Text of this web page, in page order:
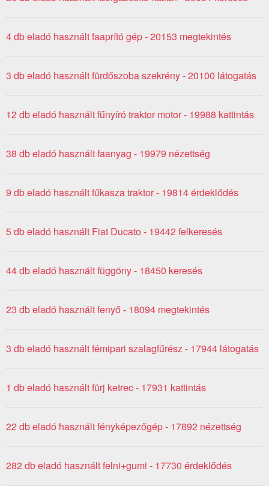
4 db eladó használt faaprító gép - 20153 megtekintés
3 db eladó használt fürdőszoba szekrény - 20100 látogatás
12 db eladó használt fűnyíró traktor motor - 19988 kattintás
38 db eladó használt faanyag - 19979 nézettség
9 db eladó használt fűkasza traktor - 19814 érdeklődés
5 db eladó használt Fiat Ducato - 19442 felkeresés
44 db eladó használt függöny - 18450 keresés
23 db eladó használt fenyő - 18094 megtekintés
3 db eladó használt fémipari szalagfűrész - 17944 látogatás
1 db eladó használt fürj ketrec - 17931 kattintás
22 db eladó használt fényképezőgép - 17892 nézettség
282 db eladó használt felni+gumi - 17730 érdeklődés